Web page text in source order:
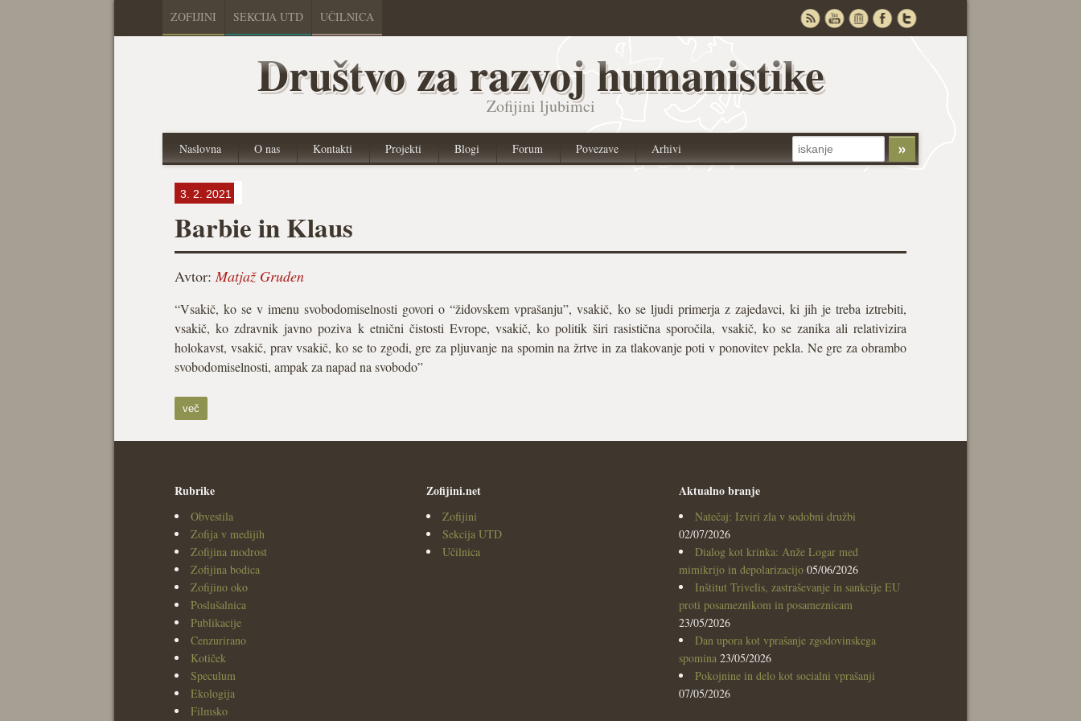
ZOFIJINI SEKCIJA UTD UČILNICA
Društvo za razvoj humanistike
Zofijini ljubimci
Naslovna O nas Kontakti Projekti Blogi Forum Povezave Arhivi
3. 2. 2021
Barbie in Klaus
Avtor:Matjaž Gruden
“Vsakič, ko se v imenu svobodomiselnosti govori o “židovskem vprašanju”, vsakič, ko se ljudi primerja z zajedavci, ki jih je treba iztrebiti,
vsakič, ko zdravnik javno poziva k etnični čistosti Evrope, vsakič, ko politik širi rasistična sporočila, vsakič, ko se zanika ali relativizira
holokavst, vsakič, prav vsakič, ko se to zgodi, gre za pljuvanje na spomin na žrtve in za tlakovanje poti v ponovitev pekla. Ne gre za obrambo
svobodomiselnosti, ampak za napad na svobodo”
več
Rubrike
Obvestila
Zofija v medijih
Zofijina modrost
Zofijina bodica
Zofijino oko
Poslušalnica
Publikacije
Cenzurirano
Kotiček
Speculum
Ekologija
Filmsko
Zofijini.net
Zofijini
Sekcija UTD
Učilnica
Aktualno branje
Natečaj: Izviri zla v sodobni družbi
02/07/2026
Dialog kot krinka: Anže Logar med
mimikrijo in depolarizacijo 05/06/2026
Inštitut Trivelis, zastraševanje in sankcije EU
proti posameznikom in posameznicam
23/05/2026
Dan upora kot vprašanje zgodovinskega
spomina 23/05/2026
Pokojnine in delo kot socialni vprašanji
07/05/2026